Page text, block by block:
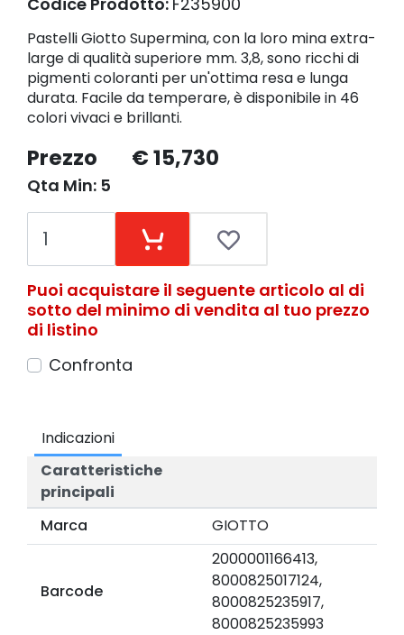
Pastelli Giotto Supermina, con la loro mina extra-
large di qualità superiore mm. 3,8, sono ricchi di
pigmenti coloranti per un'ottima resa e lunga
durata. Facile da temperare, è disponibile in 46
colori vivaci e brillanti.
Prezzo € 15,730
Qta Min: 5
Puoi acquistare il seguente articolo al di
sotto del minimo di vendita al tuo prezzo
di listino
Confronta
Indicazioni
Caratteristiche
principali
Marca
GIOTTO
Barcode
2000001166413,
8000825017124,
8000825235917,
8000825235993